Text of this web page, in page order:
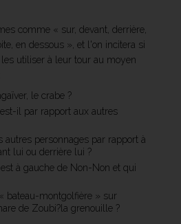
comme « sur, devant, derrière,
en dessous », et l'on incitera si
utiliser à leur tour au moyen
le crabe ?
il par rapport aux autres
autres personnages par rapport à
lui ou derrière lui ?
à gauche de Non-Non et qui
bateau-montgolfière » sur
de Zoubi?la grenouille ?